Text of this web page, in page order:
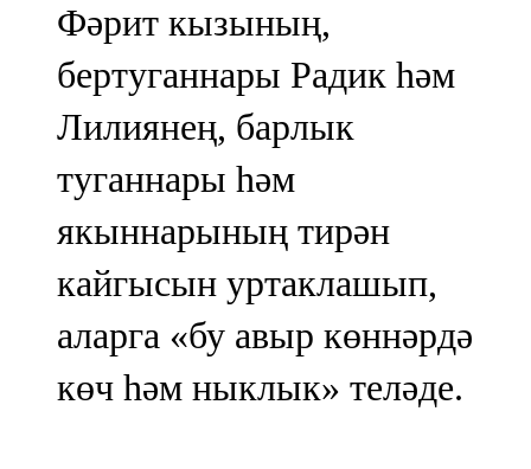
Фәрит кызының,
бертуганнары Радик һәм
Лилиянең, барлык
туганнары һәм
якыннарының тирән
кайгысын уртаклашып,
аларга «бу авыр көннәрдә
көч һәм ныклык» теләде.